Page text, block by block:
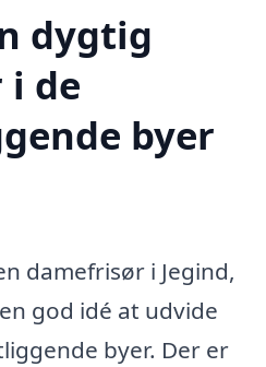
dygtig
de
byer
damefrisør i Jegind,
god idé at udvide
byer. Der er